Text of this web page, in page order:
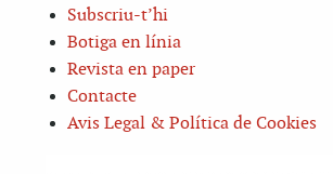
Subscriu-t’hi
Botiga en línia
Revista en paper
Contacte
Avis Legal & Política de Cookies